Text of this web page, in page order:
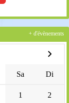
Sa Di
1 2
+ d'évènements